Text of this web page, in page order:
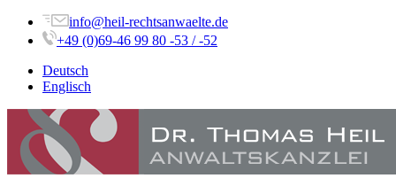
info@heil-rechtsanwaelte.de
+49 (0)69-46 99 80 -53 / -52
Deutsch
Englisch